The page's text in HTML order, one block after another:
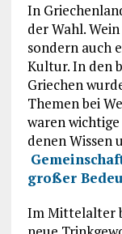
In
der Wahl.
sondern auch
Kultur. In den
Griechen
Themen bei
waren
denen Wissen
großer
Im Mittelalter